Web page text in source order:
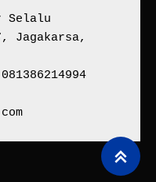
Selalu
Jagakarsa,